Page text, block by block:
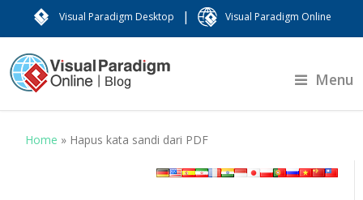
Visual Paradigm Desktop | Visual Paradigm Online
Menu
Home » Hapus kata sandi dari PDF